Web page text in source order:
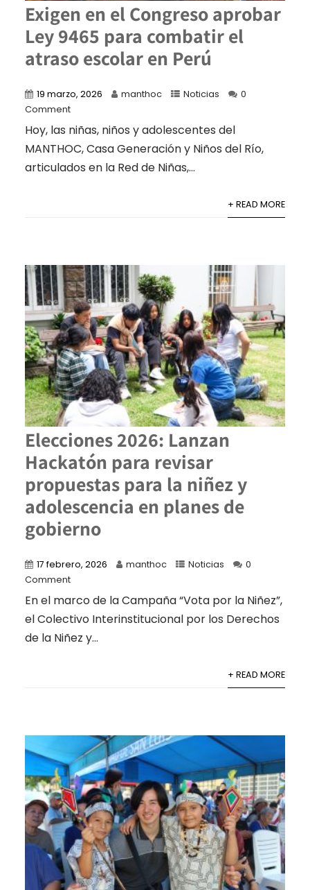
Exigen en el Congreso aprobar
Ley 9465 para combatir el
atraso escolar en Perú
19 marzo, 2026 manthoc Noticias
0
Comment
Hoy, las niñas, niños y adolescentes del
MANTHOC, Casa Generación y Niños del Río,
articulados en la Red de Niñas,...
+ READ MORE
Elecciones 2026: Lanzan
Hackatón para revisar
propuestas para la niñez y
adolescencia en planes de
gobierno
17 febrero, 2026 manthoc Noticias
0
Comment
En el marco de la Campaña “Vota por la Niñez”,
el Colectivo Interinstitucional por los Derechos
de la Niñez y...
+ READ MORE